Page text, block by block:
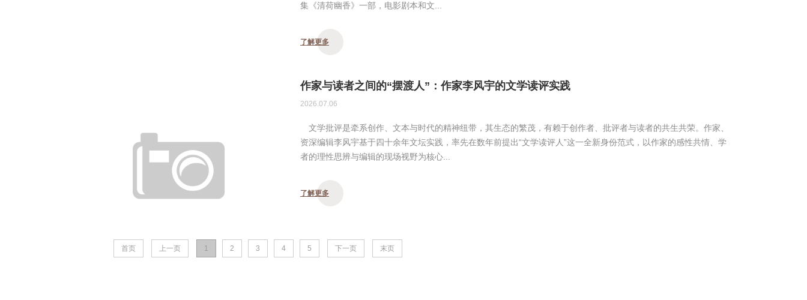
集《清荷幽香》一部，电影剧本和文...
了解更多
作家与读者之间的“摆渡人”：作家李风宇的文学读评实践
2026.07.06
文学批评是牵系创作、文本与时代的精神纽带，其生态的繁茂，有赖于创作者、批评者与读者的共生共荣。作家、
资深编辑李风宇基于四十余年文坛实践，率先在数年前提出“文学读评人”这一全新身份范式，以作家的感性共情、学
者的理性思辨与编辑的现场视野为核心...
了解更多
首页 上一页 1 2 3 4 5 下一页 末页